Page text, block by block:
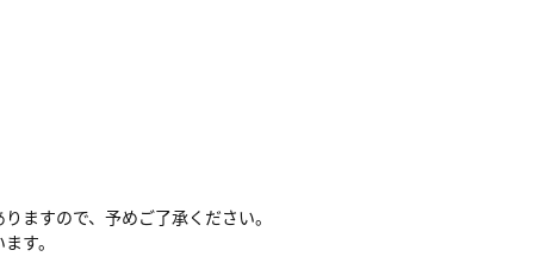
ますので、予めご了承ください。
す。